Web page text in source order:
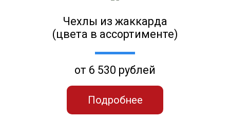
Чехлы из жаккарда
(цвета в ассортименте)
от 6 530 рублей
Подробнее